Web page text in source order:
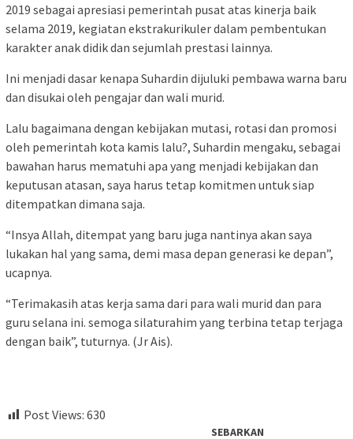
2019 sebagai apresiasi pemerintah pusat atas kinerja baik
selama 2019, kegiatan ekstrakurikuler dalam pembentukan
karakter anak didik dan sejumlah prestasi lainnya.
Ini menjadi dasar kenapa Suhardin dijuluki pembawa warna baru
dan disukai oleh pengajar dan wali murid.
Lalu bagaimana dengan kebijakan mutasi, rotasi dan promosi
oleh pemerintah kota kamis lalu?, Suhardin mengaku, sebagai
bawahan harus mematuhi apa yang menjadi kebijakan dan
keputusan atasan, saya harus tetap komitmen untuk siap
ditempatkan dimana saja.
“Insya Allah, ditempat yang baru juga nantinya akan saya
lukakan hal yang sama, demi masa depan generasi ke depan”,
ucapnya.
“Terimakasih atas kerja sama dari para wali murid dan para
guru selana ini. semoga silaturahim yang terbina tetap terjaga
dengan baik”, tuturnya. (Jr Ais).
Post Views: 630
SEBARKAN